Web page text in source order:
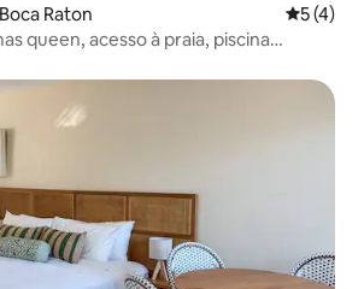
Raton 5 de
5 (4)
queen, acesso à praia, piscina